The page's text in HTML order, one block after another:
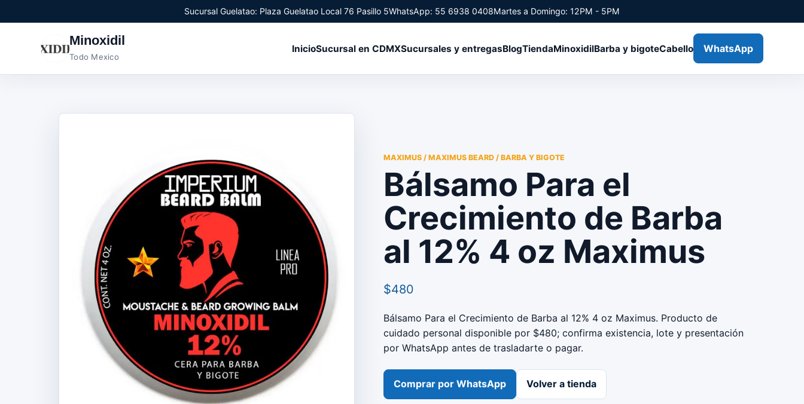
Sucursal Guelatao: Plaza Guelatao Local 76 Pasillo 5WhatsApp: 55 6938 0408Martes a Domingo: 12PM - 5PM
Minoxidil
Todo Mexico
InicioSucursal en CDMXSucursales y entregasBlogTiendaMinoxidilBarba y bigoteCabello WhatsApp
MAXIMUS / MAXIMUS BEARD / BARBA Y BIGOTE
Bálsamo Para el
Crecimiento de Barba
al 12% 4 oz Maximus
$480
Bálsamo Para el Crecimiento de Barba al 12% 4 oz Maximus. Producto de
cuidado personal disponible por $480; confirma existencia, lote y presentación
por WhatsApp antes de trasladarte o pagar.
Comprar por WhatsApp Volver a tienda